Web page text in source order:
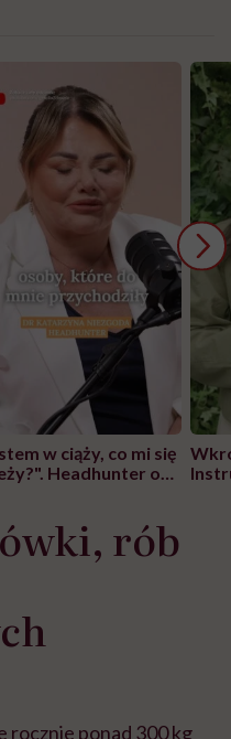
w ciąży, co mi się
Headhunter o
rób
rocznie ponad 300 kg